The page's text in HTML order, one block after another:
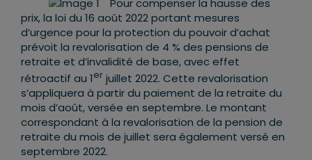
Pour compenser la hausse des
prix, la loi du 16 août 2022 portant mesures
d’urgence pour la protection du pouvoir d’achat
prévoit la revalorisation de 4 % des pensions de
retraite et d’invalidité de base, avec effet
rétroactif au 1er juillet 2022. Cette revalorisation
s’appliquera à partir du paiement de la retraite du
mois d’août, versée en septembre. Le montant
correspondant à la revalorisation de la pension de
retraite du mois de juillet sera également versé en
septembre 2022.